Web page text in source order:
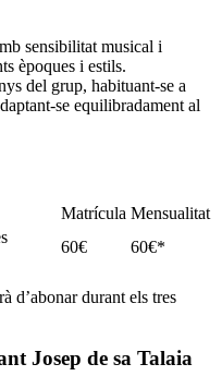
sensibilitat musical i
èpoques i estils.
del grup, habituant-se a
se equilibradament al
Matrícula Mensualitat
60€ 60€*
d’abonar durant els tres
Josep de sa Talaia